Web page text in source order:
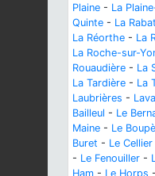
Plaine - La
Quinte - La
La Réorthe - La
La Roche-sur-
Rouaudière - La
La Tardière - La
Laubrières -
Bailleul - Le
Maine - Le
Buret - Le Cellier
- Le Fenouiller -
Ham - Le Horps -